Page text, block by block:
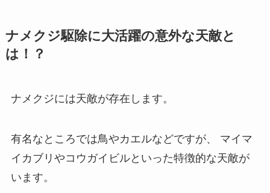
ナメクジ駆除に大活躍の意外な天敵と
は！？
ナメクジには天敵が存在します。
有名なところでは鳥やカエルなどですが、
マイマ
イカブリやコウガイビルといった特徴的な天敵が
います。